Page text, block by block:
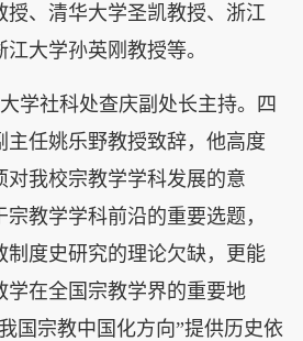
授、清华大学圣凯教授、浙江
大学孙英刚教授等。
学社科处查庆副处长主持。四
主任姚乐野教授致辞，他高度
对我校宗教学学科发展的意
教学学科前沿的重要选题，
制度史研究的理论欠缺，更能
学在全国宗教学界的重要地
国宗教中国化方向”提供历史依